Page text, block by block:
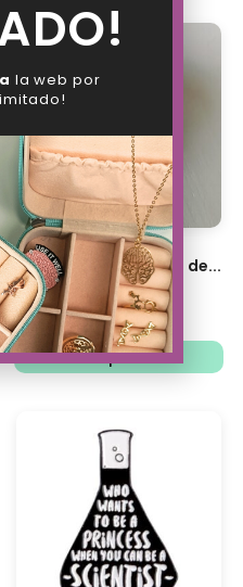
Pin Broche Anatomía de...
8.63€
6.73€
Ver opciones
la web por